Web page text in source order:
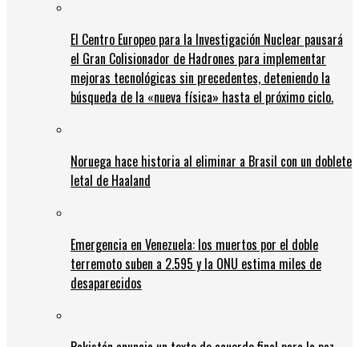
El Centro Europeo para la Investigación Nuclear pausará
el Gran Colisionador de Hadrones para implementar
mejoras tecnológicas sin precedentes, deteniendo la
búsqueda de la «nueva física» hasta el próximo ciclo.
Noruega hace historia al eliminar a Brasil con un doblete
letal de Haaland
Emergencia en Venezuela: los muertos por el doble
terremoto suben a 2.595 y la ONU estima miles de
desaparecidos